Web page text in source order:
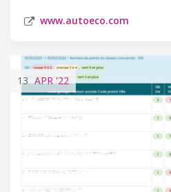
www.autoeco.com
13 APR'22